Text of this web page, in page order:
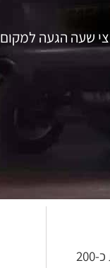
שעה הגעה למקום
אנחנו מבצעים לפחות כ-200